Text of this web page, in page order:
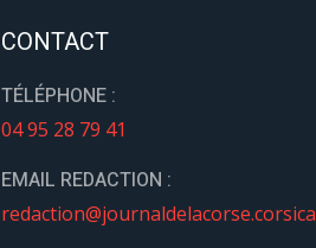
CONTACT
TÉLÉPHONE :
04 95 28 79 41
EMAIL REDACTION :
redaction@journaldelacorse.corsica